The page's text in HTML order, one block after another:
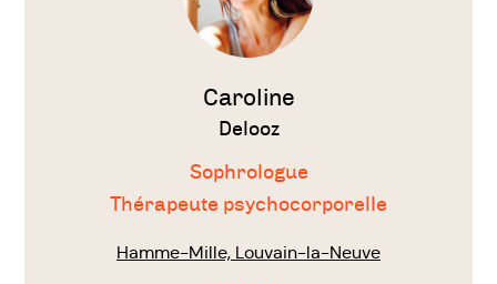
Caroline
Delooz
Sophrologue
Thérapeute psychocorporelle
Hamme-Mille, Louvain-la-Neuve